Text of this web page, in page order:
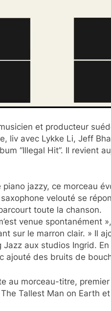
et producteur
liv avec Lykke Li, Jeff
“Illegal Hit”. Il revient
jazzy, ce morceau
velouté se
toute la chanson.
venue spontanément
sur le marron clair. » Il
aux studios Ingrid.
ajouté des bruits de
au morceau-titre, premier
Tallest Man on Earth